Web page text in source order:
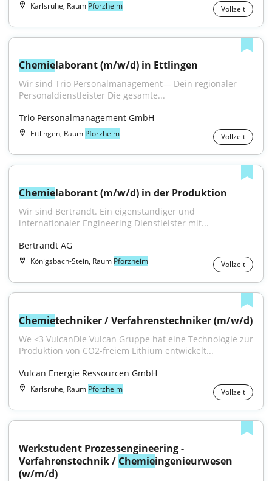
Karlsruhe, Raum Pforzheim Vollzeit
Chemielaborant (m/w/d) in Ettlingen
Wir sind Trio Personalmanagement— Dein regionaler
Personaldienstleister Die gesamte...
Trio Personalmanagement GmbH
Ettlingen, Raum Pforzheim Vollzeit
Chemielaborant (m/w/d) in der Produktion
Wir sind Bertrandt. Ein eigenständiger und
internationaler Engineering Dienstleister mit...
Bertrandt AG
Königsbach-Stein, Raum Pforzheim Vollzeit
Chemietechniker / Verfahrenstechniker (m/w/d)
We <3 VulcanDie Vulcan Gruppe hat eine Technologie zur
Produktion von CO2-freiem Lithium entwickelt...
Vulcan Energie Ressourcen GmbH
Karlsruhe, Raum Pforzheim Vollzeit
Werkstudent Prozessengineering -
Verfahrenstechnik / Chemieingenieurwesen
(w/m/d)